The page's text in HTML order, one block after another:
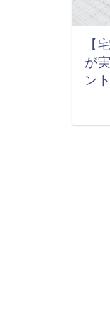
【
が
ント